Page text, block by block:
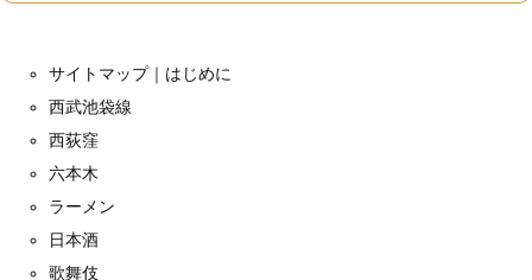
サイトマップ｜はじめに
西武池袋線
西荻窪
六本木
ラーメン
日本酒
歌舞伎